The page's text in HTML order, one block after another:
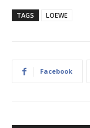
TAGS LOEWE
Facebook